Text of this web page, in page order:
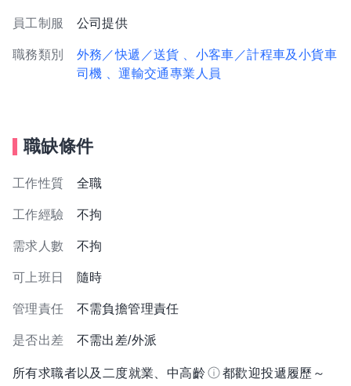
員工制服 公司提供
職務類別 外務／快遞／送貨
、小客車／計程車及小貨車
司機
、運輸交通專業人員
職缺條件
工作性質 全職
工作經驗 不拘
需求人數 不拘
可上班日 隨時
管理責任 不需負擔管理責任
是否出差 不需出差/外派
所有求職者以及二度就業、中高齡 都歡迎投遞履歷～